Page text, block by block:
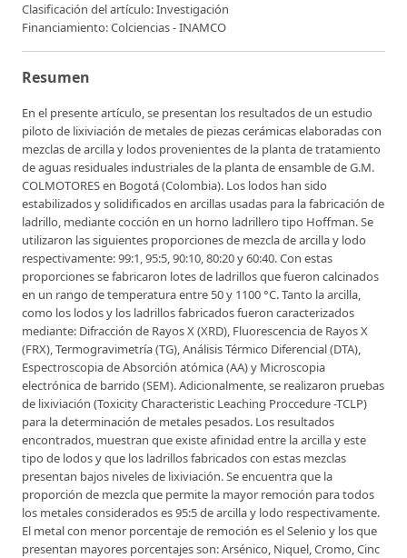
Clasificación del artículo: Investigación
Financiamiento: Colciencias - INAMCO
Resumen
En el presente artículo, se presentan los resultados de un estudio
piloto de lixiviación de metales de piezas cerámicas elaboradas con
mezclas de arcilla y lodos provenientes de la planta de tratamiento
de aguas residuales industriales de la planta de ensamble de G.M.
COLMOTORES en Bogotá (Colombia). Los lodos han sido
estabilizados y solidificados en arcillas usadas para la fabricación de
ladrillo, mediante cocción en un horno ladrillero tipo Hoffman. Se
utilizaron las siguientes proporciones de mezcla de arcilla y lodo
respectivamente: 99:1, 95:5, 90:10, 80:20 y 60:40. Con estas
proporciones se fabricaron lotes de ladrillos que fueron calcinados
en un rango de temperatura entre 50 y 1100 °C. Tanto la arcilla,
como los lodos y los ladrillos fabricados fueron caracterizados
mediante: Difracción de Rayos X (XRD), Fluorescencia de Rayos X
(FRX), Termogravimetría (TG), Análisis Térmico Diferencial (DTA),
Espectroscopia de Absorción atómica (AA) y Microscopia
electrónica de barrido (SEM). Adicionalmente, se realizaron pruebas
de lixiviación (Toxicity Characteristic Leaching Proccedure -TCLP)
para la determinación de metales pesados. Los resultados
encontrados, muestran que existe afinidad entre la arcilla y este
tipo de lodos y que los ladrillos fabricados con estas mezclas
presentan bajos niveles de lixiviación. Se encuentra que la
proporción de mezcla que permite la mayor remoción para todos
los metales considerados es 95:5 de arcilla y lodo respectivamente.
El metal con menor porcentaje de remoción es el Selenio y los que
presentan mayores porcentajes son: Arsénico, Niquel, Cromo, Cinc